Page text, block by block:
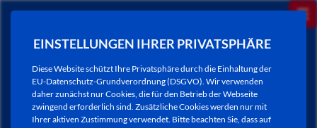
EINSTELLUNGEN IHRER PRIVATSPHÄRE
Diese Website schützt Ihre Privatsphäre durch die Einhaltung der
EU-Datenschutz-Grundverordnung (DSGVO). Wir verwenden
daher zunächst nur Cookies, die für den Betrieb der Webseite
zwingend erforderlich sind. Zusätzliche Cookies werden nur mit
Ihrer aktiven Zustimmung verwendet. Bitte beachten Sie, dass auf